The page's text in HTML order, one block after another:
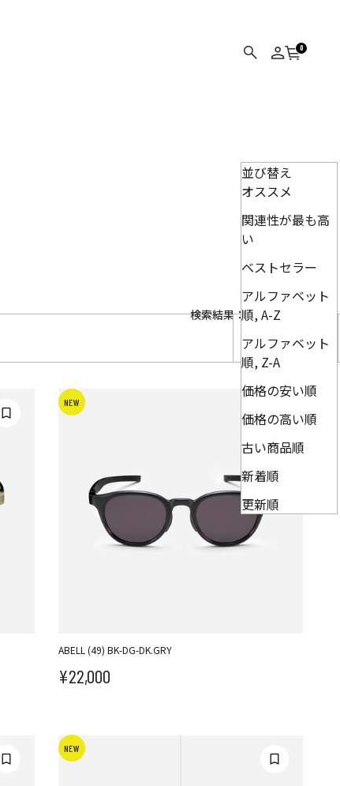
検索 ログイン
カート
0
検索結果：715件
並び替え
並び替え
オススメ
関連性が最も高
い
ベストセラー
アルファベット
順, A-Z
アルファベット
順, Z-A
価格の安い順
価格の高い順
古い商品順
新着順
更新順
NEW
ABELL (49) BK-DG-DK.GRY
セール価格
¥22,000
NEW